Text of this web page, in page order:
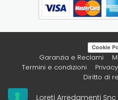
Cookie
Garanzia e Reclami
Termini e condizioni
Diritto di
Loreti Arredamenti Snc